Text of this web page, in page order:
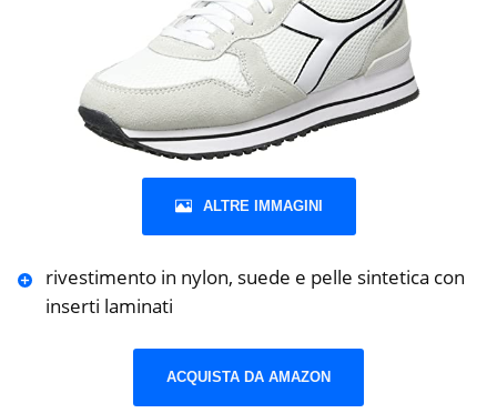
ALTRE IMMAGINI
rivestimento in nylon, suede e pelle sintetica con
inserti laminati
ACQUISTA DA AMAZON